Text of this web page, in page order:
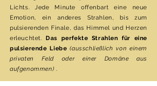
Lichts. Jede Minute offenbart eine neue
Emotion, ein anderes Strahlen, bis zum
pulsierenden Finale, das Himmel und Herzen
erleuchtet. Das perfekte Strahlen für eine
pulsierende Liebe (ausschließlich von einem
privaten Feld oder einer Domäne aus
aufgenommen) .